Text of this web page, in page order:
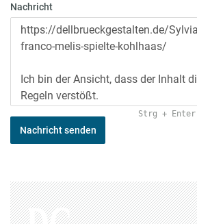
Nachricht
Strg + Enter
Nachricht senden